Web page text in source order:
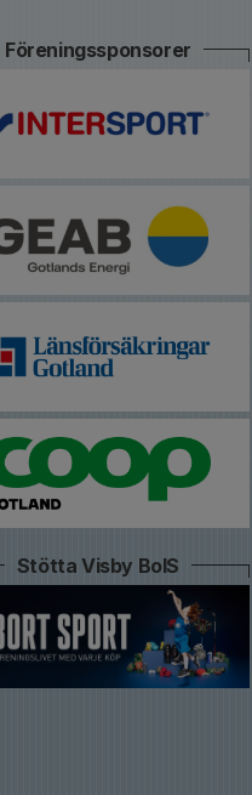
Föreningssponsorer
Stötta Visby BoIS